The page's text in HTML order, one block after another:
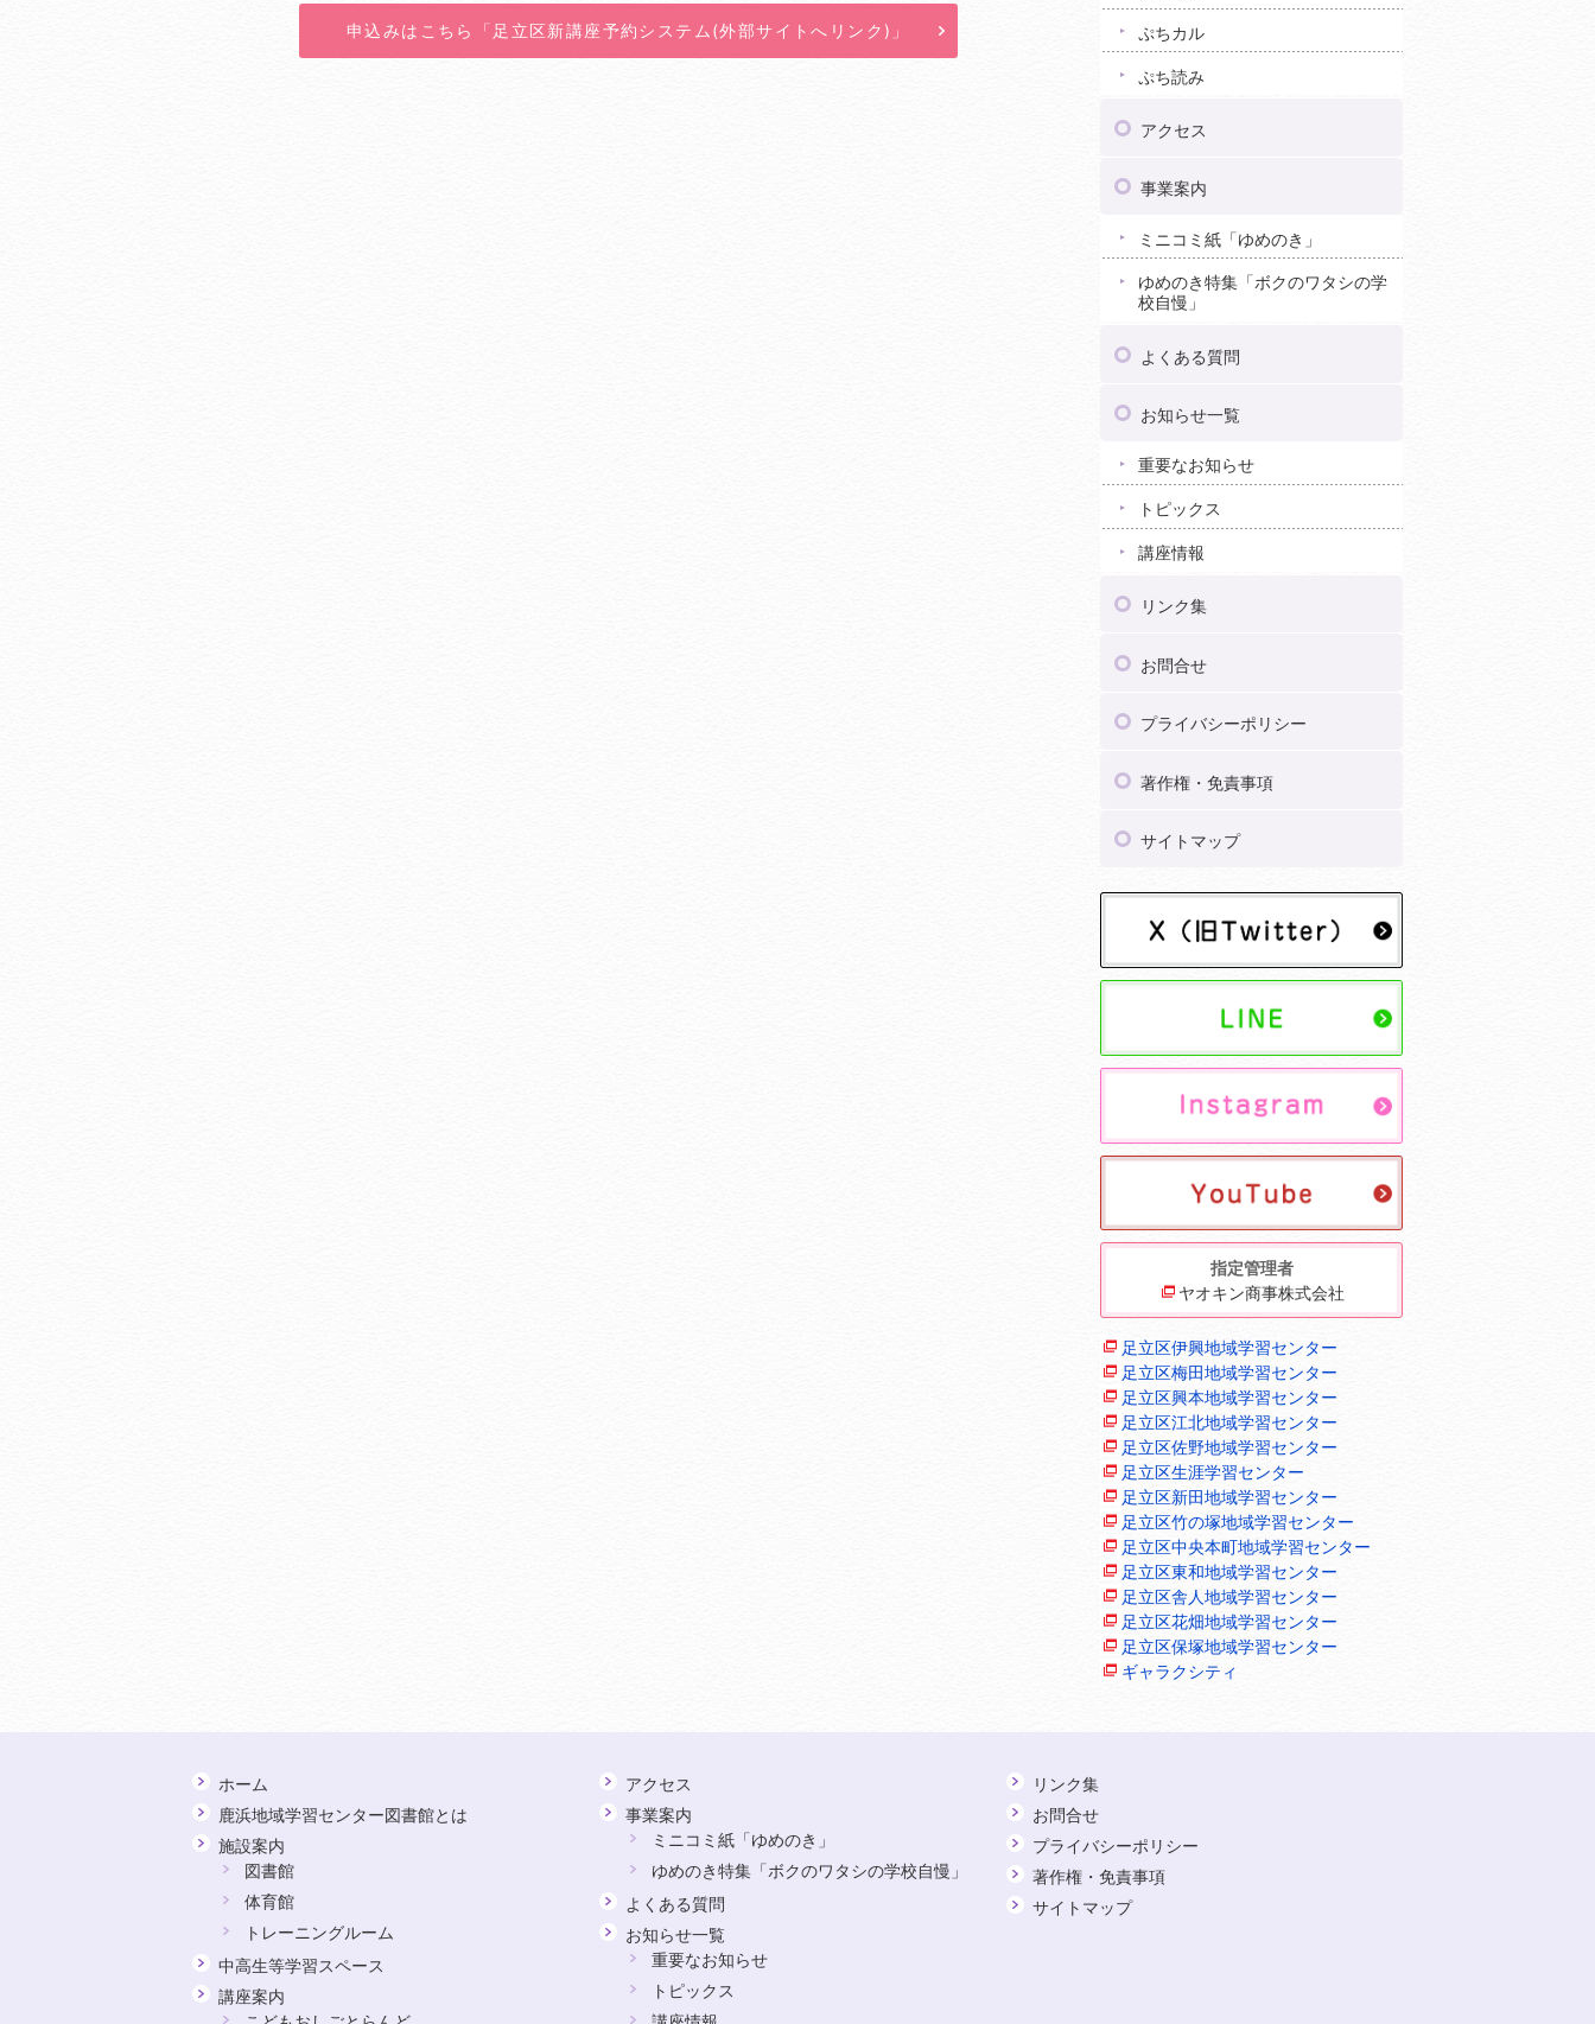
申込みはこちら「足立区新講座予約システム(外部サイトへリンク)」 ぷちカル
ぷち読み
アクセス
事業案内
ミニコミ紙「ゆめのき」
ゆめのき特集「ボクのワタシの学
校自慢」
よくある質問
お知らせ一覧
重要なお知らせ
トピックス
講座情報
リンク集
お問合せ
プライバシーポリシー
著作権・免責事項
サイトマップ
指定管理者
ヤオキン商事株式会社
足立区伊興地域学習センター
足立区梅田地域学習センター
足立区興本地域学習センター
足立区江北地域学習センター
足立区佐野地域学習センター
足立区生涯学習センター
足立区新田地域学習センター
足立区竹の塚地域学習センター
足立区中央本町地域学習センター
足立区東和地域学習センター
足立区舎人地域学習センター
足立区花畑地域学習センター
足立区保塚地域学習センター
ギャラクシティ
ホーム
鹿浜地域学習センター図書館とは
施設案内
図書館
体育館
トレーニングルーム
中高生等学習スペース
講座案内
アクセス
事業案内
ミニコミ紙「ゆめのき」
ゆめのき特集「ボクのワタシの学校自慢」
よくある質問
お知らせ一覧
重要なお知らせ
トピックス
リンク集
お問合せ
プライバシーポリシー
著作権・免責事項
サイトマップ